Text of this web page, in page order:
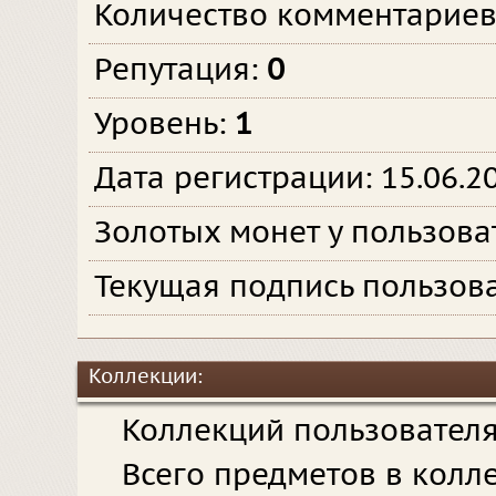
Количество
Репутация: 0
Уровень: 1
Дата регистрации:
Золотых монет у
Текущая подпись
Коллекции:
Коллекций
Всего предметов в